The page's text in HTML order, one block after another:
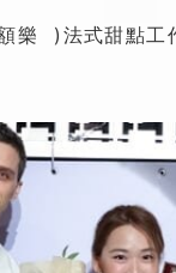
樂 )法式甜點工